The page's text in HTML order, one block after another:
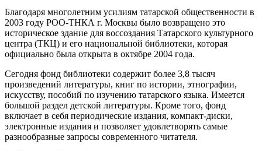
Благодаря многолетним усилиям татарской общественности в
2003 году РОО-ТНКА г. Москвы было возвращено это
историческое здание для воссоздания Татарского культурного
центра (ТКЦ) и его национальной библиотеки, которая
официально была открыта в октябре 2004 года.
Сегодня фонд библиотеки содержит более 3,8 тысяч
произведений литературы, книг по истории, этнографии,
искусству, пособий по изучению татарского языка. Имеется
большой раздел детской литературы. Кроме того, фонд
включает в себя периодические издания, компакт-диски,
электронные издания и позволяет удовлетворять самые
разнообразные запросы современного читателя.